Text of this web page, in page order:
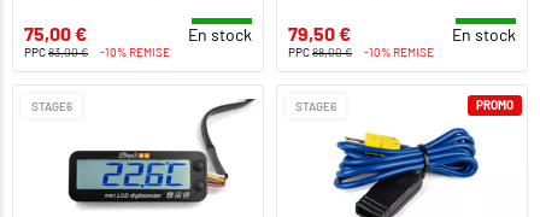
75,00 € En stock
PPC83,00 € -10% REMISE
79,50 € En stock
PPC88,00 € -10% REMISE
STAGE6 STAGE6 PROMO